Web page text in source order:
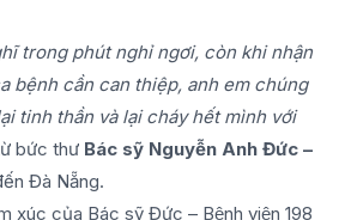
trong phút nghỉ ngơi, còn khi nhận
bệnh cần can thiệp, anh em chúng
tinh thần và lại cháy hết mình với
bức thư Bác sỹ Nguyễn Anh Đức –
Đà Nẵng.